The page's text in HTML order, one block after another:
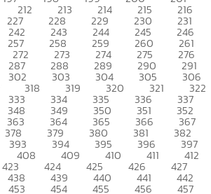
212 213 214 215 216
227 228 229 230 231
242 243 244 245 246
257 258 259 260 261
272 273 274 275 276
287 288 289 290 291
302 303 304 305 306
318 319 320 321 322
333 334 335 336 337
348 349 350 351 352
363 364 365 366 367
378 379 380 381 382
393 394 395 396 397
408 409 410 411 412
423 424 425 426 427
438 439 440 441 442
453 454 455 456 457